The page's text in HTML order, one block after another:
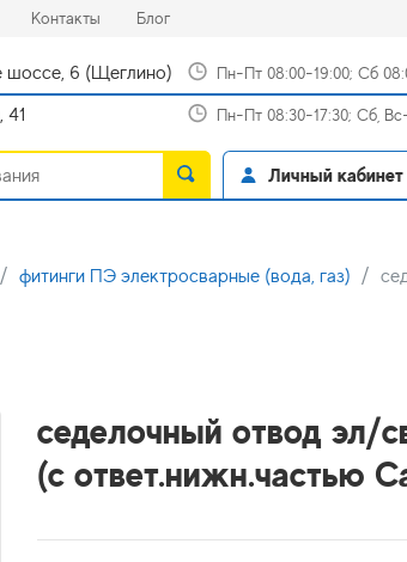
Контакты(current)
Блог(current)
шоссе, 6 (Щеглино) Пн-Пт 08:00-19:00; Сб
41 Пн-Пт 08:30-17:30; Сб,
Личный кабинет
фитинги ПЭ электросварные (вода, газ)
седелочный отвод эл/
(с ответ.нижн.частью